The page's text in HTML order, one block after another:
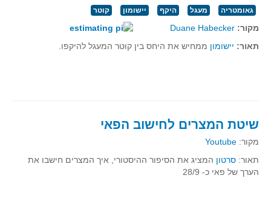
בעיות מילוליות
עולם המספרים
סטטיסטיקה והסתברות
פונקצית הישר
פונקציה ריבועית
פונקצית הערך המוחלט
פונקצית השורש
גאומטריה מעגל היקף יישומון קוטר
מקור: Duane Habecker
תאור: יישומון ממחיש את היחס בין קוטר המעגל להיקפו.
שיטת המצרים לחישוב הפאי
מקור: Youtube
תאור: סרטון המציג את הסיפור ההיסטורי, איך המצרים חישבו את
הערך של פאי כ- 28/9